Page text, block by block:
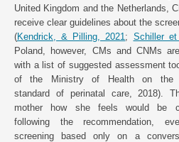
United Kingdom and the Netherlands,
receive clear guidelines about the
(Kendrick, & Pilling, 2021 ; Schiller
Poland, however, CMs and CNMs
with a list of suggested assessment
of the Ministry of Health on the
standard of perinatal care, 2018).
mother how she feels would be
following the recommendation,
screening based only on a